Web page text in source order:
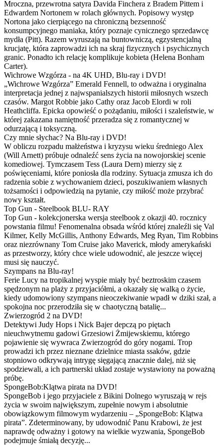
Mroczna, przewrotna satyra Davida Finchera z Bradem Pittem i
Edwardem Nortonem w rolach głównych. Popisowy występ
Nortona jako cierpiącego na chroniczną bezsenność
konsumpcyjnego maniaka, który poznaje cynicznego sprzedawcę
mydła (Pitt). Razem wyruszają na buntowniczą, egzystencjalną
krucjatę, która zaprowadzi ich na skraj fizycznych i psychicznych
granic. Ponadto ich relację komplikuje kobieta (Helena Bonham
Carter).
Wichrowe Wzgórza - na 4K UHD, Blu-ray i DVD!
„Wichrowe Wzgórza” Emerald Fennell, to odważna i oryginalna
interpretacja jednej z najwspanialszych historii miłosnych wszech
czasów. Margot Robbie jako Cathy oraz Jacob Elordi w roli
Heathcliffa. Epicka opowieść o pożądaniu, miłości i szaleństwie, w
której zakazana namiętność przeradza się z romantycznej w
odurzającą i toksyczną.
Czy mnie słychac? Na Blu-ray i DVD!
W obliczu rozpadu małżeństwa i kryzysu wieku średniego Alex
(Will Arnett) próbuje odnaleźć sens życia na nowojorskiej scenie
komediowej. Tymczasem Tess (Laura Dern) mierzy się z
poświęceniami, które poniosła dla rodziny. Sytuacja zmusza ich do
radzenia sobie z wychowaniem dzieci, poszukiwaniem własnych
tożsamości i odpowiedzią na pytanie, czy miłość może przybrać
nowy kształt.
Top Gun - Steelbook BLU- RAY
Top Gun - kolekcjonerska wersja steelbook z okazji 40. rocznicy
powstania filmu! Fenomenalna obsada wśród której znaleźli się Val
Kilmer, Kelly McGillis, Anthony Edwards, Meg Ryan, Tim Robbins
oraz niezrównany Tom Cruise jako Maverick, młody amerykański
as przestworzy, który chce wiele udowodnić, ale jeszcze więcej
musi się nauczyć.
Szympans na Blu-ray!
Ferie Lucy na tropikalnej wyspie miały być beztroskim czasem
spędzonym na plaży z przyjaciółmi, a okazały się walką o życie,
kiedy udomowiony szympans nieoczekiwanie wpadł w dziki szał, a
spokojna noc przerodziła się w chaotyczną batalię...
Zwierzogród 2 na DVD!
Detektywi Judy Hops i Nick Bajer depczą po piętach
nieuchwytnemu gadowi Grzesiowi Żmijewskiemu, którego
pojawienie się wywraca Zwierzogród do góry nogami. Trop
prowadzi ich przez nieznane dzielnice miasta ssaków, gdzie
stopniowo odkrywają intrygę sięgającą znacznie dalej, niż się
spodziewali, a ich partnerski układ zostaje wystawiony na poważną
próbę.
SpongeBob:Klątwa pirata na DVD!
SpongeBob i jego przyjaciele z Bikini Dolnego wyruszają w rejs
życia w swoim największym, zupełnie nowym i absolutnie
obowiązkowym filmowym wydarzeniu – „SpongeBob: Klątwa
pirata”. Zdeterminowany, by udowodnić Panu Krabowi, że jest
naprawdę odważny i gotowy na wielkie wyzwania, SpongeBob
podejmuje śmiałą decyzję...